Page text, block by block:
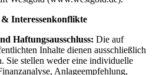
Interessenkonflikte
Haftungsausschluss: Die auf
Inhalte dienen ausschließlich
Sie stellen weder eine individuelle
Anlageempfehlung,